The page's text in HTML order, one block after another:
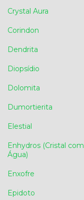
Crystal Aura
Corindon
Dendrita
Diopsídio
Dolomita
Dumortierita
Elestial
Enhydros (Cristal com
Água)
Enxofre
Epidoto